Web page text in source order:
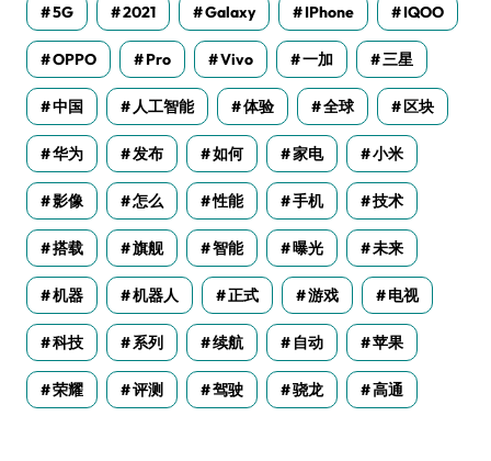
5G 2021 Galaxy IPhone IQOO
OPPO Pro Vivo 一加 三星
中国 人工智能 体验 全球 区块
华为 发布 如何 家电 小米
影像 怎么 性能 手机 技术
搭载 旗舰 智能 曝光 未来
机器 机器人 正式 游戏 电视
科技 系列 续航 自动 苹果
荣耀 评测 驾驶 骁龙 高通